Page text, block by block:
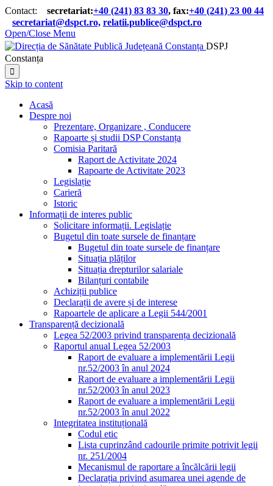
Contact: secretariat:+40 (241) 83 83 30, fax:+40 (241) 23 00 44
secretariat@dspct.ro, relatii.publice@dspct.ro
Open/Close Menu
DSPJ
Constanța

Skip to content
Acasă
Despre noi
Prezentare, Organizare , Conducere
Rapoarte și studii DSP Constanța
Comisia Paritară
Raport de Activitate 2024
Rapoarte de Activitate 2023
Legislație
Carieră
Istoric
Informații de interes public
Solicitare informații. Legislație
Bugetul din toate sursele de finanțare
Bugetul din toate sursele de finanțare
Situația plăților
Situația drepturilor salariale
Bilanțuri contabile
Achiziții publice
Declarații de avere și de interese
Rapoartele de aplicare a Legii 544/2001
Transparență decizională
Legea 52/2003 privind transparența decizională
Raportul anual Legea 52/2003
Raport de evaluare a implementării Legii
nr.52/2003 în anul 2024
Raport de evaluare a implementării Legii
nr.52/2003 în anul 2023
Raport de evaluare a implementării Legii
nr.52/2003 în anul 2022
Integritatea instituțională
Codul etic
Lista cuprinzând cadourile primite potrivit legii
nr. 251/2004
Mecanismul de raportare a încălcării legii
Declarația privind asumarea unei agende de